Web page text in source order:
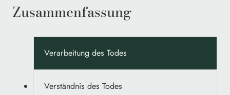
Zusammenfassung
Verarbeitung des Todes
Verständnis des Todes